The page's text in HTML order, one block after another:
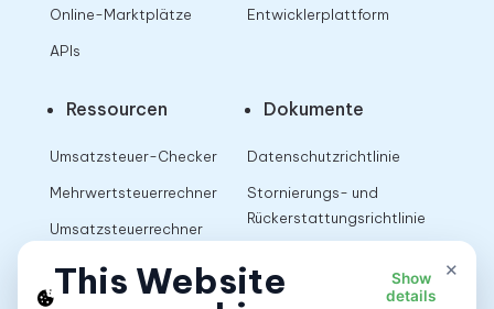
Online-Marktplätze
APIs
Entwicklerplattform
Ressourcen
Umsatzsteuer-Checker
Mehrwertsteuerrechner
Umsatzsteuerrechner
Dokumente
Datenschutzrichtlinie
Stornierungs- und
Rückerstattungsrichtlinie
×
This Website
Show
details